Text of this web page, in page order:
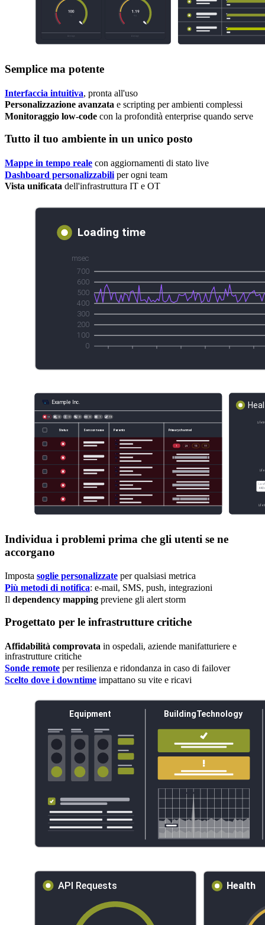
Semplice ma potente
Interfaccia intuitiva , pronta all'uso
Personalizzazione avanzata e scripting per ambienti complessi
Monitoraggio low-code con la profondità enterprise quando serve
Tutto il tuo ambiente in un unico posto
Mappe in tempo reale con aggiornamenti di stato live
Dashboard personalizzabili per ogni team
Vista unificata dell'infrastruttura IT e OT
Individua i problemi prima che gli utenti se ne
accorgano
Imposta soglie personalizzate per qualsiasi metrica
Più metodi di notifica: e-mail, SMS, push, integrazioni
Il dependency mapping previene gli alert storm
Progettato per le infrastrutture critiche
Affidabilità comprovata in ospedali, aziende manifatturiere e
infrastrutture critiche
Sonde remote per resilienza e ridondanza in caso di failover
Scelto dove i downtime impattano su vite e ricavi